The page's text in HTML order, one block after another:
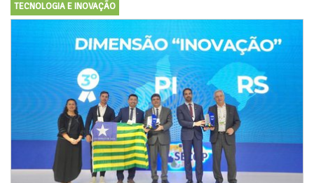
TECNOLOGIA E INOVAÇÃO